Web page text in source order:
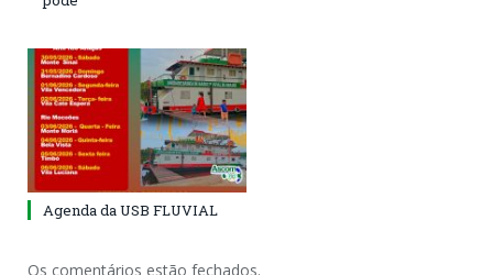
Agenda da USB FLUVIAL
Os comentários estão fechados.